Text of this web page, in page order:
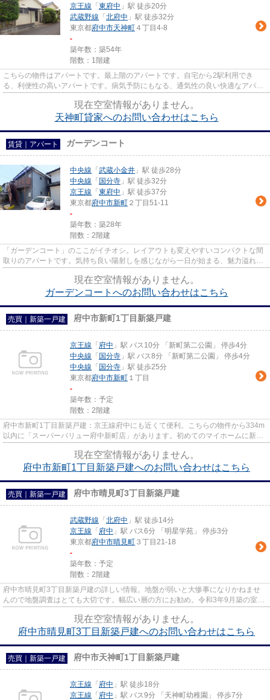
京王線 「 東府中 」駅 徒歩20分
武蔵野線 「 北府中 」駅 徒歩32分
東京都府中市天神町 ４丁目4-8
-
築年数：築54年
階数：1階建
こちらの物件はアパートです。最上階のアパートです。自宅から2駅利用でき
る、利便性の高いアパートです。病気予防にもなる、通気性の良い快適なアパー
現在空室情報がありません。
天神町貸家へのお問い合わせはこちら
賃貸｜アパート ガーデンコート
中央線 「 武蔵小金井 」駅 徒歩28分
中央線 「 国分寺 」駅 徒歩32分
京王線 「 東府中 」駅 徒歩37分
東京都府中市新町 ２丁目51-11
-
築年数：築28年
階数：2階建
「ガーデンコート」のここがイチオシ。レイアウトも変えやすいコンパクトな間
取りのアパートです。気持ち良い陽射しを感じながら一日が始まる、魅力溢れる
現在空室情報がありません。
ガーデンコートへのお問い合わせはこちら
売買｜新築一戸建 府中市新町1丁目新築戸建
京王線 「 府中 」駅 バス10分 「新町第二公園」 停歩4分
中央線 「 国分寺 」駅 バス8分 「新町第二公園」 停歩4分
中央線 「 国分寺 」駅 徒歩25分
東京都府中市新町 １丁目
-
築年数：予定
階数：2階建
府中市新町1丁目新築戸建：京王線府中にも近くて便利。こちらの物件から334m
以内に「スーパーバリュー府中新町店」があります。初めてのマイホームに新築
現在空室情報がありません。
府中市新町1丁目新築戸建へのお問い合わせはこちら
売買｜新築一戸建 府中市晴見町3丁目新築戸建
武蔵野線 「 北府中 」駅 徒歩14分
京王線 「 府中 」駅 バス6分 「明星学苑」 停歩3分
東京都府中市晴見町 ３丁目21-18
-
築年数：予定
階数：2階建
府中市晴見町3丁目新築戸建の詳しい情報。地盤が弱いと大惨事になりかねませ
んので地盤調査はとても大切です。幅広い層の方にお勧め。令和3年9月築の室内
現在空室情報がありません。
府中市晴見町3丁目新築戸建へのお問い合わせはこちら
売買｜新築一戸建 府中市天神町1丁目新築戸建
京王線 「 府中 」駅 徒歩18分
京王線 「 府中 」駅 バス9分 「天神町幼稚園」 停歩7分